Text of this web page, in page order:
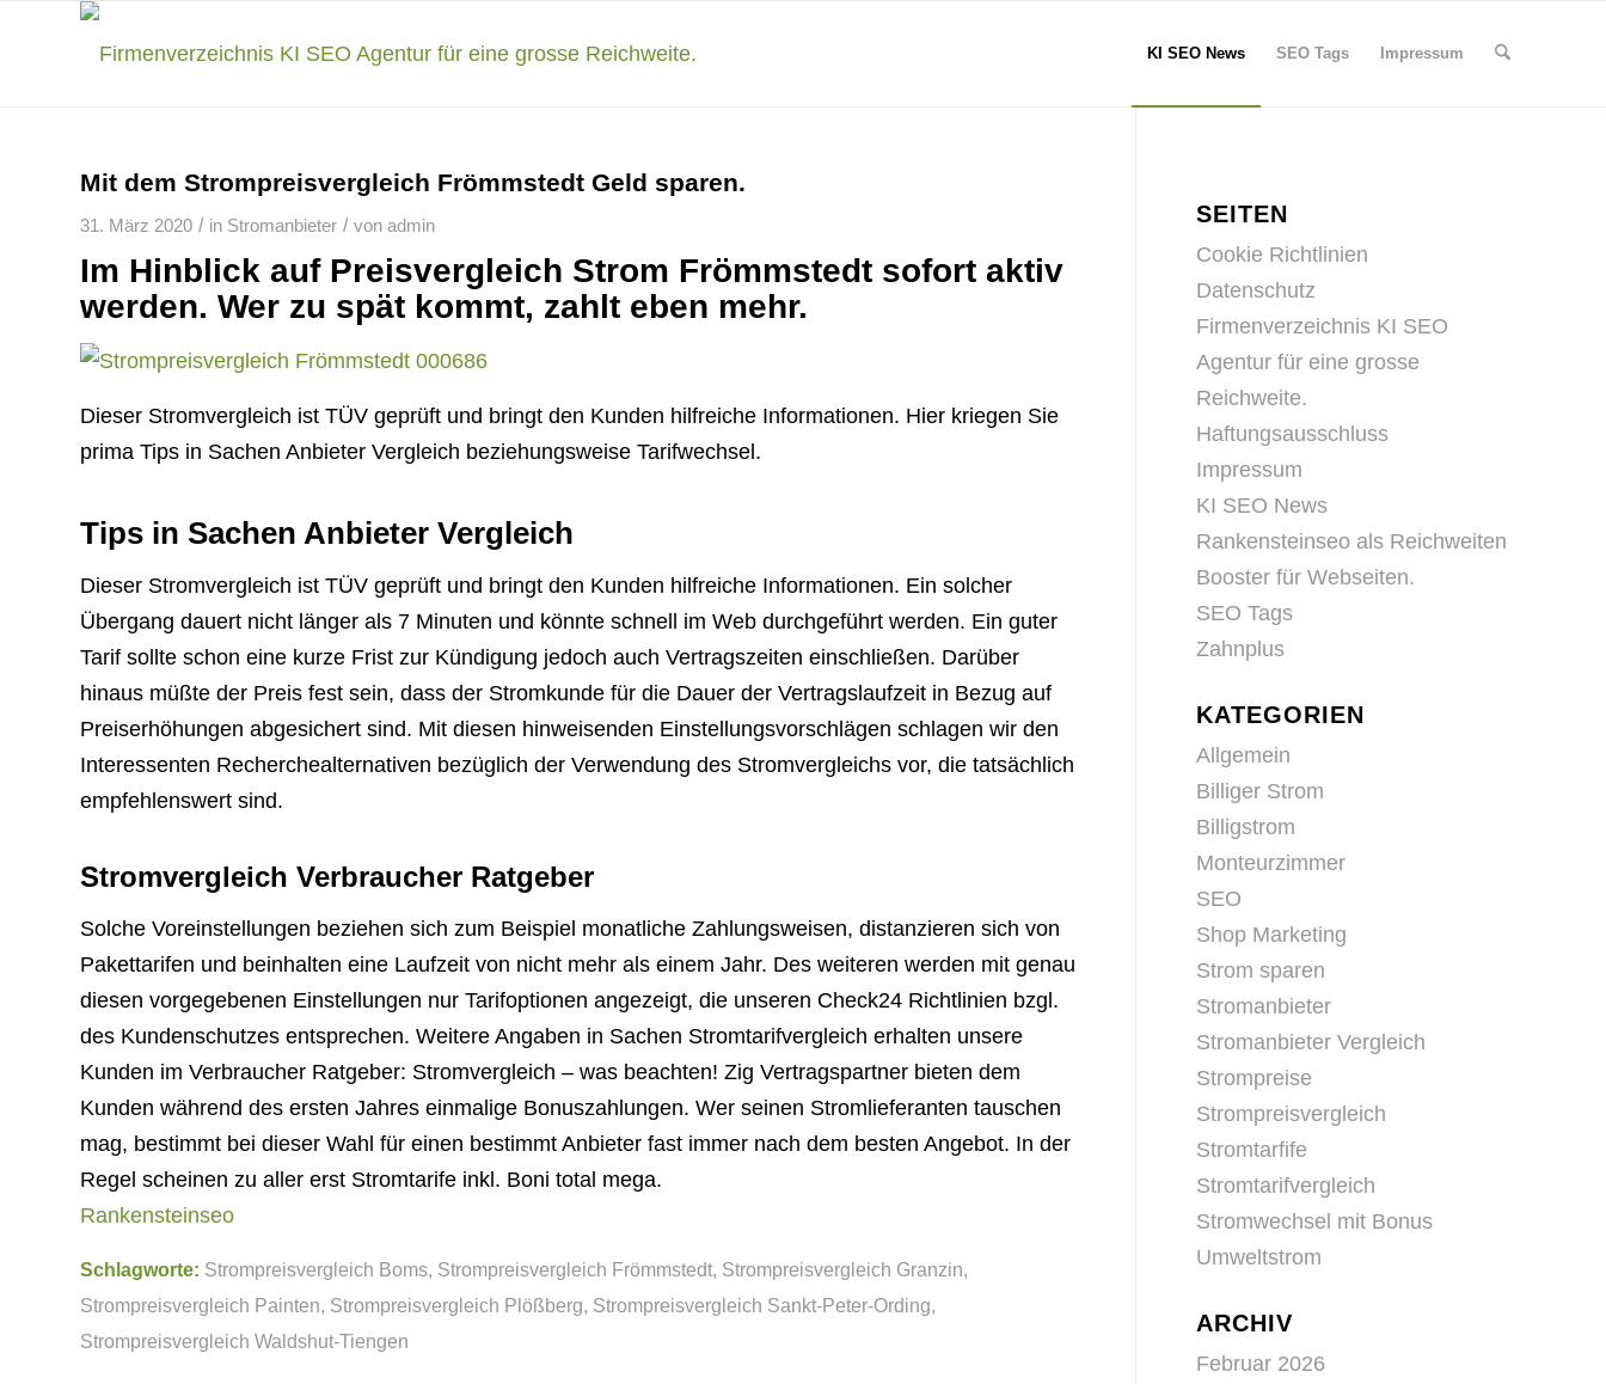
KI SEO News SEO Tags Impressum
Mit dem Strompreisvergleich Frömmstedt Geld sparen.
31. März 2020 / in Stromanbieter / von admin
Im Hinblick auf Preisvergleich Strom Frömmstedt sofort aktiv
werden. Wer zu spät kommt, zahlt eben mehr.
Dieser Stromvergleich ist TÜV geprüft und bringt den Kunden hilfreiche Informationen. Hier kriegen Sie
prima Tips in Sachen Anbieter Vergleich beziehungsweise Tarifwechsel.
Tips in Sachen Anbieter Vergleich
Dieser Stromvergleich ist TÜV geprüft und bringt den Kunden hilfreiche Informationen. Ein solcher
Übergang dauert nicht länger als 7 Minuten und könnte schnell im Web durchgeführt werden. Ein guter
Tarif sollte schon eine kurze Frist zur Kündigung jedoch auch Vertragszeiten einschließen. Darüber
hinaus müßte der Preis fest sein, dass der Stromkunde für die Dauer der Vertragslaufzeit in Bezug auf
Preiserhöhungen abgesichert sind. Mit diesen hinweisenden Einstellungsvorschlägen schlagen wir den
Interessenten Recherchealternativen bezüglich der Verwendung des Stromvergleichs vor, die tatsächlich
empfehlenswert sind.
Stromvergleich Verbraucher Ratgeber
Solche Voreinstellungen beziehen sich zum Beispiel monatliche Zahlungsweisen, distanzieren sich von
Pakettarifen und beinhalten eine Laufzeit von nicht mehr als einem Jahr. Des weiteren werden mit genau
diesen vorgegebenen Einstellungen nur Tarifoptionen angezeigt, die unseren Check24 Richtlinien bzgl.
des Kundenschutzes entsprechen. Weitere Angaben in Sachen Stromtarifvergleich erhalten unsere
Kunden im Verbraucher Ratgeber: Stromvergleich – was beachten! Zig Vertragspartner bieten dem
Kunden während des ersten Jahres einmalige Bonuszahlungen. Wer seinen Stromlieferanten tauschen
mag, bestimmt bei dieser Wahl für einen bestimmt Anbieter fast immer nach dem besten Angebot. In der
Regel scheinen zu aller erst Stromtarife inkl. Boni total mega.
Rankensteinseo
Schlagworte: Strompreisvergleich Boms, Strompreisvergleich Frömmstedt, Strompreisvergleich Granzin,
Strompreisvergleich Painten, Strompreisvergleich Plößberg, Strompreisvergleich Sankt-Peter-Ording,
Strompreisvergleich Waldshut-Tiengen
SEITEN
Cookie Richtlinien
Datenschutz
Firmenverzeichnis KI SEO
Agentur für eine grosse
Reichweite.
Haftungsausschluss
Impressum
KI SEO News
Rankensteinseo als Reichweiten
Booster für Webseiten.
SEO Tags
Zahnplus
KATEGORIEN
Allgemein
Billiger Strom
Billigstrom
Monteurzimmer
SEO
Shop Marketing
Strom sparen
Stromanbieter
Stromanbieter Vergleich
Strompreise
Strompreisvergleich
Stromtarfife
Stromtarifvergleich
Stromwechsel mit Bonus
Umweltstrom
ARCHIV
Februar 2026